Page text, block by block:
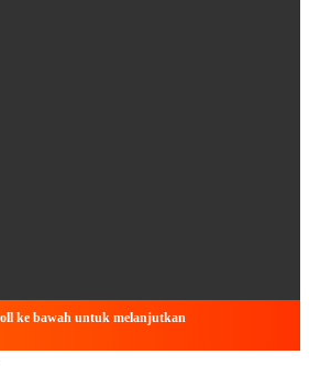
ke bawah untuk melanjutkan